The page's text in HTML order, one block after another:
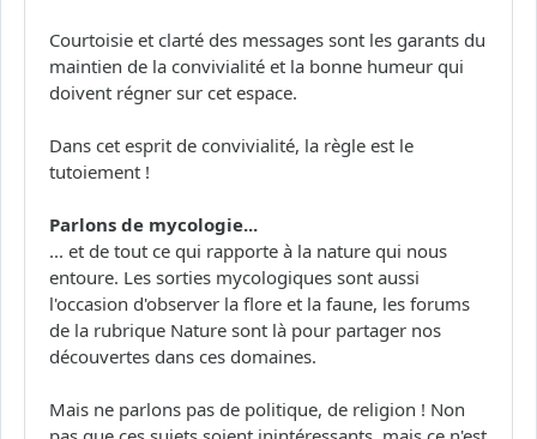
Courtoisie et clarté des messages sont les garants du
maintien de la convivialité et la bonne humeur qui
doivent régner sur cet espace.
Dans cet esprit de convivialité, la règle est le
tutoiement !
Parlons de mycologie...
... et de tout ce qui rapporte à la nature qui nous
entoure. Les sorties mycologiques sont aussi
l'occasion d'observer la flore et la faune, les forums
de la rubrique Nature sont là pour partager nos
découvertes dans ces domaines.
Mais ne parlons pas de politique, de religion ! Non